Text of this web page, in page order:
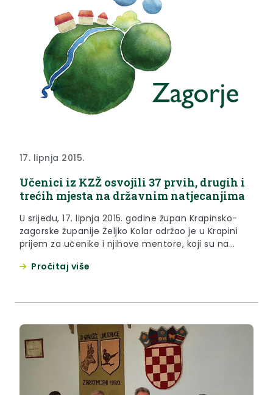
17. lipnja 2015.
Učenici iz KZŽ osvojili 37 prvih, drugih i
trećih mjesta na državnim natjecanjima
U srijedu, 17. lipnja 2015. godine župan Krapinsko-
zagorske županije Željko Kolar održao je u Krapini
prijem za učenike i njihove mentore, koji su na
mjesto.
Pročitaj više